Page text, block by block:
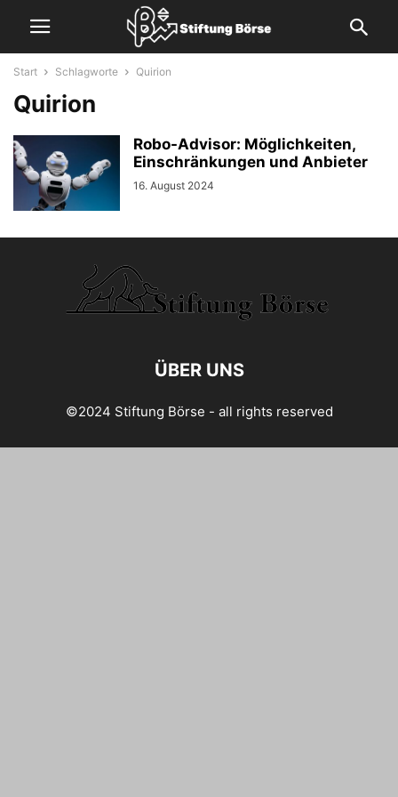
Start Schlagworte Quirion
Quirion
Robo-Advisor: Möglichkeiten,
Einschränkungen und Anbieter
16. August 2024
ÜBER UNS
©2024 Stiftung Börse - all rights reserved